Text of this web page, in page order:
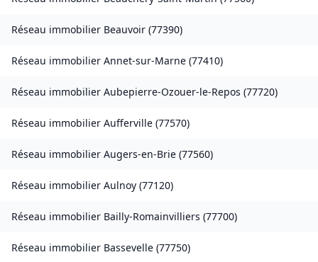
Réseau immobilier Beauvoir (77390)
Réseau immobilier Annet-sur-Marne (77410)
Réseau immobilier Aubepierre-Ozouer-le-Repos (77720)
Réseau immobilier Aufferville (77570)
Réseau immobilier Augers-en-Brie (77560)
Réseau immobilier Aulnoy (77120)
Réseau immobilier Bailly-Romainvilliers (77700)
Réseau immobilier Bassevelle (77750)